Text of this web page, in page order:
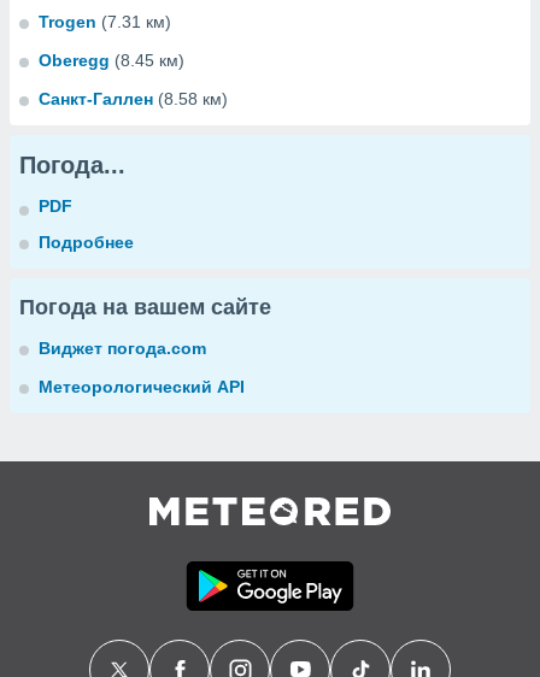
Trogen (7.31 км)
Oberegg (8.45 км)
Санкт-Галлен (8.58 км)
Погода...
PDF
Подробнее
Погода на вашем сайте
Виджет погода.com
Метеорологический API